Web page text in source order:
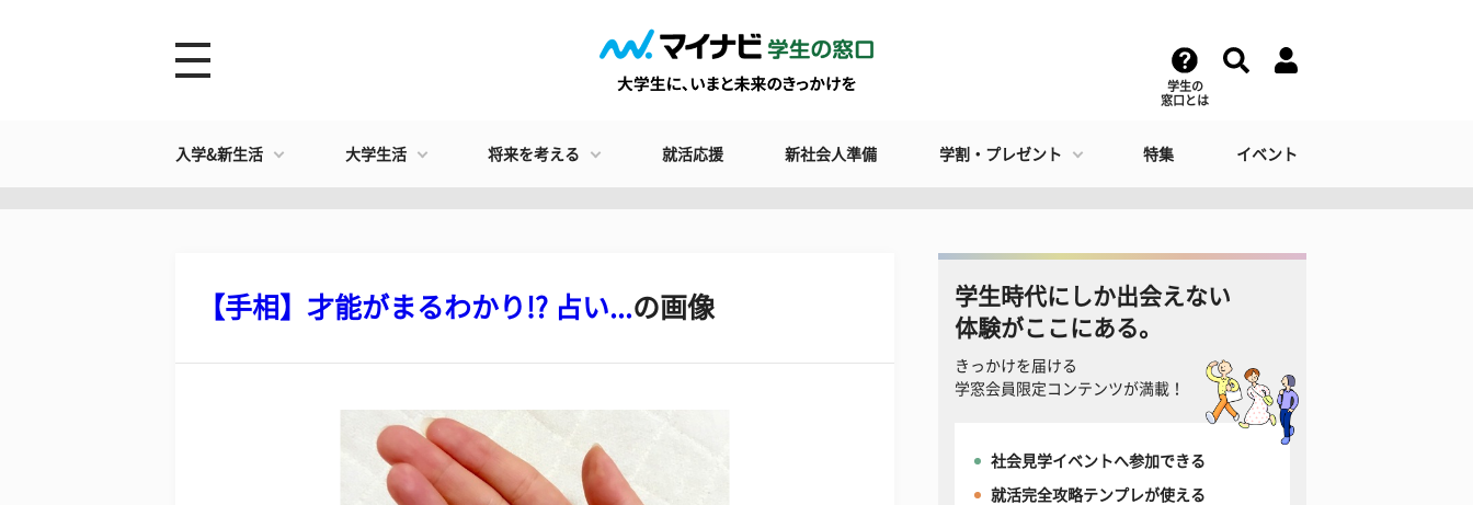
学生の
窓口とは
入学&新生活 大学生活 将来を考える 就活応援 新社会人準備 学割・プレゼント 特集 イベント
【手相】才能がまるわかり!? 占い...の画像
学生時代にしか出会えない
体験がここにある。
きっかけを届ける
学窓会員限定コンテンツが満載！
社会見学イベントへ参加できる
就活完全攻略テンプレが使える